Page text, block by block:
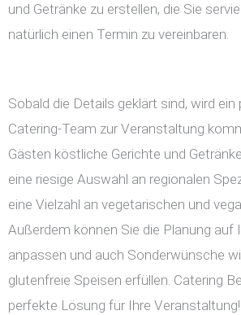
und Getränke zu erstellen, die Sie
natürlich einen Termin zu vereinbaren.
Sobald die Details geklärt sind, wird
Catering-Team zur Veranstaltung
Gästen köstliche Gerichte und
eine riesige Auswahl an regionalen
eine Vielzahl an vegetarischen und
Außerdem können Sie die Planung auf
anpassen und auch Sonderwünsche
glutenfreie Speisen erfüllen. Catering
perfekte Lösung für Ihre Veranstaltung!